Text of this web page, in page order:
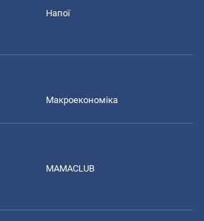
Напої
Макроекономіка
MAMACLUB